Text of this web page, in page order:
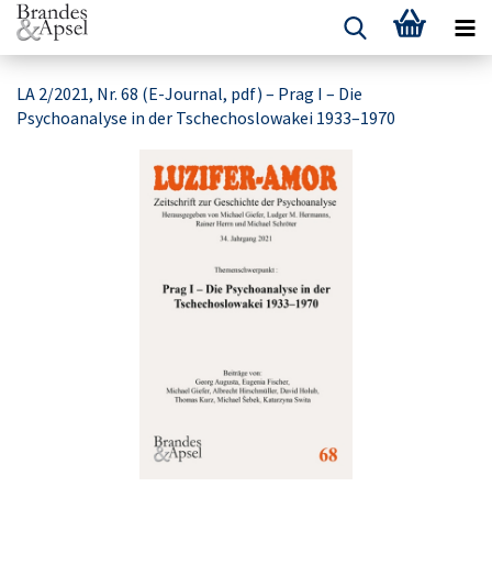
LA 2/2021, Nr. 68 (E-Journal, pdf) – Prag I – Die
Psychoanalyse in der Tschechoslowakei 1933–1970